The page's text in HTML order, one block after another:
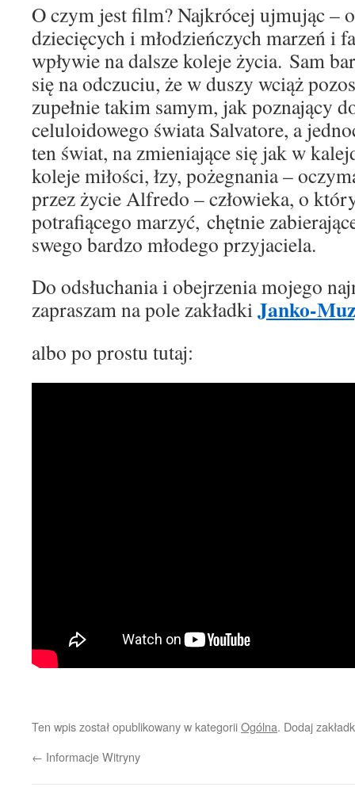
O czym jest film? Najkrócej ujmując –
dziecięcych i młodzieńczych marzeń i
wpływie na dalsze koleje życia. Sam
się na odczuciu, że w duszy wciąż
zupełnie takim samym, jak poznający
celuloidowego świata Salvatore, a
ten świat, na zmieniające się jak w
koleje miłości, łzy, pożegnania –
przez życie Alfredo – człowieka, o
potrafiącego marzyć, chętnie
swego bardzo młodego przyjaciela.
Do odsłuchania i obejrzenia mojego
zapraszam na pole zakładkiJanko-
albo po prostu tutaj:
Ten wpis został opublikowany w kategoriiOgólna. Dodaj
← Informacje Witryny